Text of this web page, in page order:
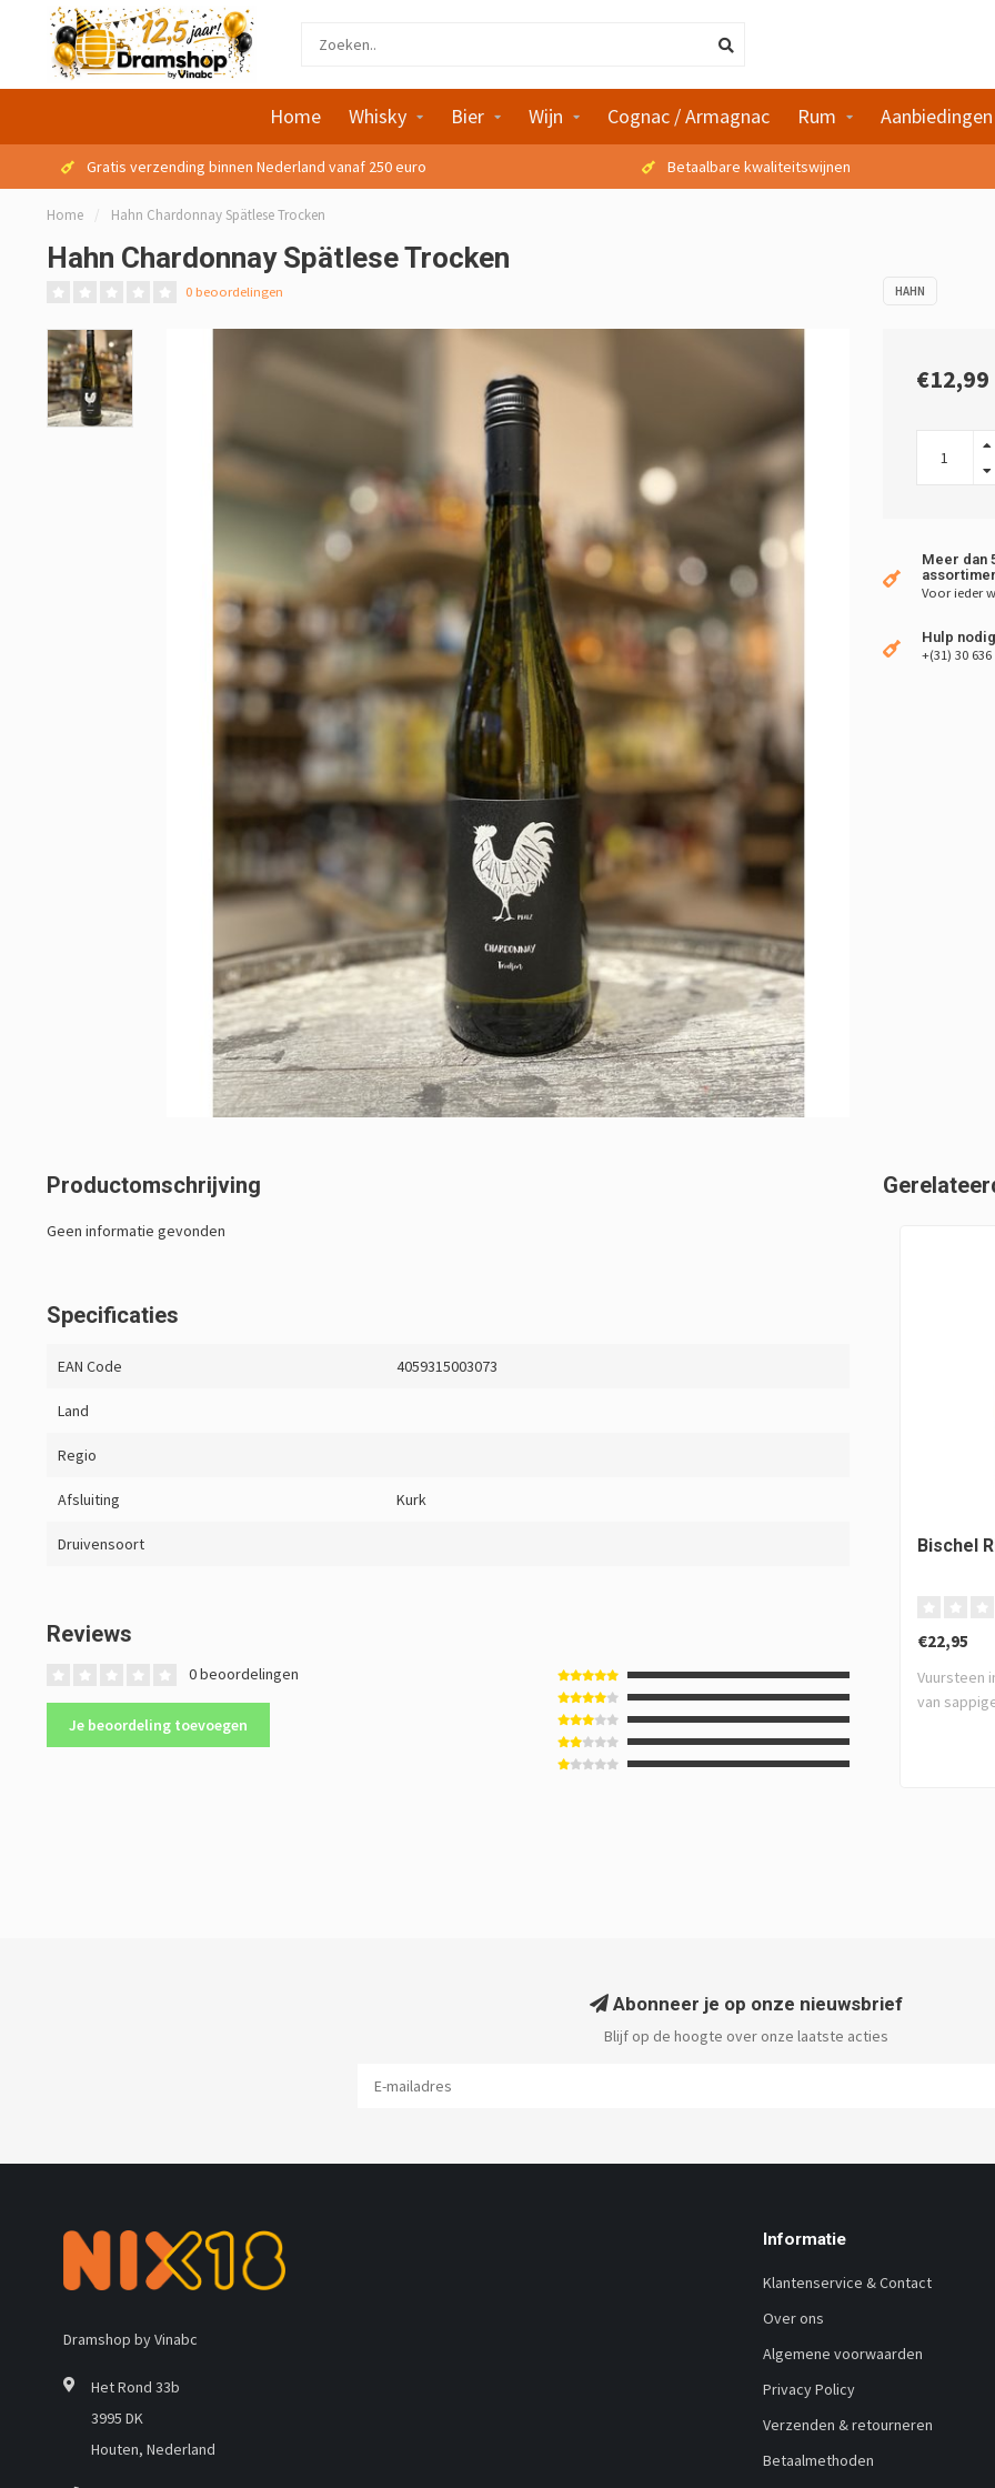
Home Whisky Bier Wijn Cognac / Armagnac Rum Aanbiedingen
Gratis verzending binnen Nederland vanaf 250 euro Betaalbare kwaliteitswijnen
Home / Hahn Chardonnay Spätlese Trocken
Hahn Chardonnay Spätlese Trocken
0 beoordelingen HAHN
€12,99
Meer dan
Voor ieder
Hulp
+(31) 30 636
Productomschrijving
Geen informatie gevonden
Specificaties
EAN Code 4059315003073
Land
Regio
Afsluiting Kurk
Druivensoort
Reviews
0 beoordelingen
Je beoordeling toevoegen
Bischel
€22,95
Vuursteen
van
Abonneer je op onze nieuwsbrief
Blijf op de hoogte over onze laatste acties
Dramshop by Vinabc
Het Rond 33b
3995 DK
Houten, Nederland
Informatie
Klantenservice & Contact
Over ons
Algemene voorwaarden
Privacy Policy
Verzenden & retourneren
Betaalmethoden